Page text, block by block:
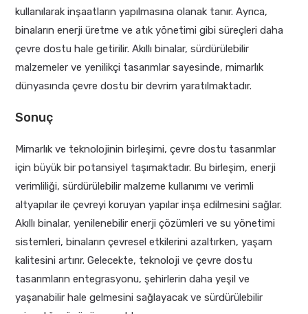
kullanılarak inşaatların yapılmasına olanak tanır. Ayrıca,
binaların enerji üretme ve atık yönetimi gibi süreçleri daha
çevre dostu hale getirilir. Akıllı binalar, sürdürülebilir
malzemeler ve yenilikçi tasarımlar sayesinde, mimarlık
dünyasında çevre dostu bir devrim yaratılmaktadır.
Sonuç
Mimarlık ve teknolojinin birleşimi, çevre dostu tasarımlar
için büyük bir potansiyel taşımaktadır. Bu birleşim, enerji
verimliliği, sürdürülebilir malzeme kullanımı ve verimli
altyapılar ile çevreyi koruyan yapılar inşa edilmesini sağlar.
Akıllı binalar, yenilenebilir enerji çözümleri ve su yönetimi
sistemleri, binaların çevresel etkilerini azaltırken, yaşam
kalitesini artırır. Gelecekte, teknoloji ve çevre dostu
tasarımların entegrasyonu, şehirlerin daha yeşil ve
yaşanabilir hale gelmesini sağlayacak ve sürdürülebilir